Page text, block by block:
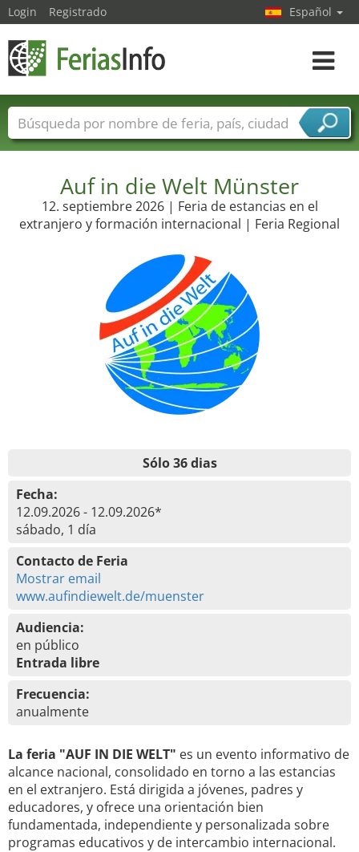
Auf in die Welt Münster
12. septiembre 2026 | Feria de estancias en el
extranjero y formación internacional | Feria Regional
Sólo 36 dias
Fecha:
12.09.2026 - 12.09.2026*
sábado, 1 día
Contacto de Feria
Mostrar email
www.aufindiewelt.de/muenster
Audiencia:
en público
Entrada libre
Frecuencia:
anualmente
La feria "AUF IN DIE WELT" es un evento informativo de
alcance nacional, consolidado en torno a las estancias
en el extranjero. Está dirigida a jóvenes, padres y
educadores, y ofrece una orientación bien
fundamentada, independiente y personalizada sobre
programas educativos y de intercambio internacional.
Login Registrado Español
toggle
Nombres de ferias Países
Ciudades
Sectores de proveedor de servicios